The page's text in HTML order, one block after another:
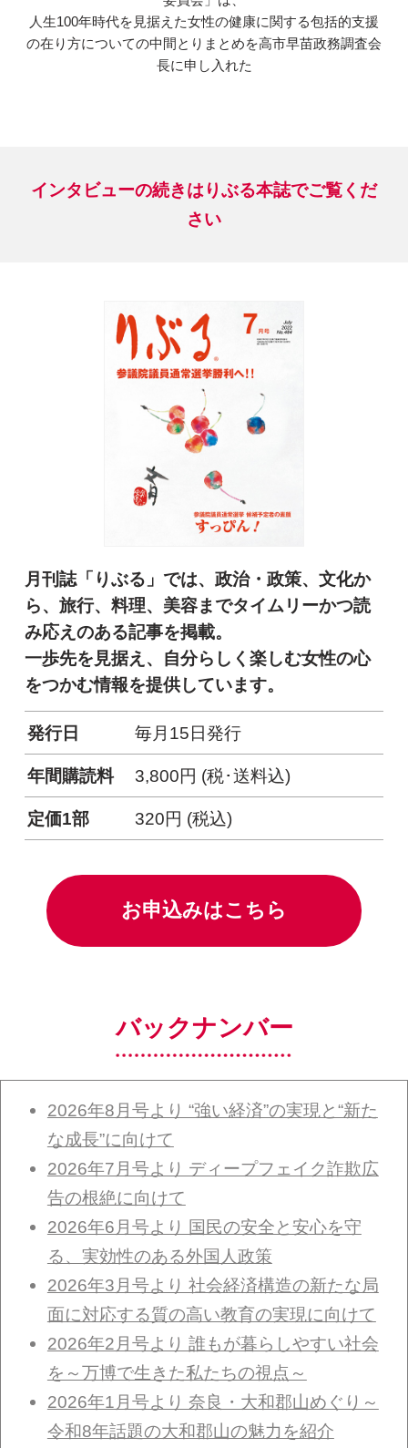
人生100年時代を見据えた女性の健康に関する包括的支援
の在り方についての中間とりまとめを高市早苗政務調査会
長に申し入れた
インタビューの続きはりぶる本誌でご覧くだ
さい
月刊誌「りぶる」では、政治・政策、文化か
ら、旅行、料理、美容までタイムリーかつ読
み応えのある記事を掲載。
一歩先を見据え、自分らしく楽しむ女性の心
をつかむ情報を提供しています。
発行日 毎月15日発行
年間購読料 3,800円 (税･送料込)
定価1部 320円 (税込)
お申込みはこちら
別ウィンドウリンク
バックナンバー
2026年8月号より “強い経済”の実現と“新た
な成長”に向けて
2026年7月号より ディープフェイク詐欺広
告の根絶に向けて
2026年6月号より 国民の安全と安心を守
る、実効性のある外国人政策
2026年3月号より 社会経済構造の新たな局
面に対応する質の高い教育の実現に向けて
2026年2月号より 誰もが暮らしやすい社会
を～万博で生きた私たちの視点～
2026年1月号より 奈良・大和郡山めぐり～
令和8年話題の大和郡山の魅力を紹介